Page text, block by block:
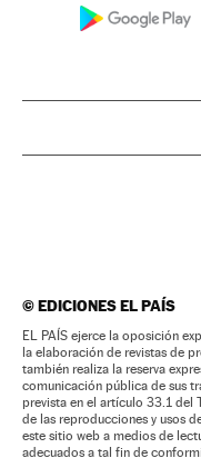
©EDICIONES EL PAÍS
EL PAÍS ejerce la oposición
la elaboración de revistas de
también realiza la reserva
comunicación pública de sus
prevista en el artículo 33.1 del
de las reproducciones y usos
este sitio web a medios de
adecuados a tal fin de